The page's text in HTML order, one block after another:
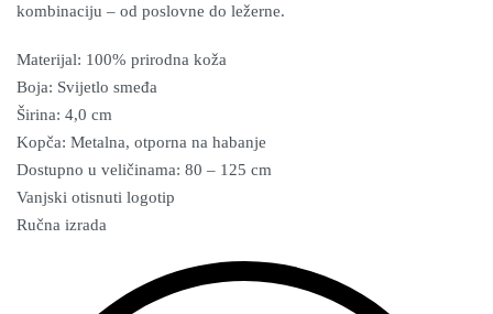
kombinaciju – od poslovne do ležerne.
Materijal: 100% prirodna koža
Boja: Svijetlo smeđa
Širina: 4,0 cm
Kopča: Metalna, otporna na habanje
Dostupno u veličinama: 80 – 125 cm
Vanjski otisnuti logotip
Ručna izrada